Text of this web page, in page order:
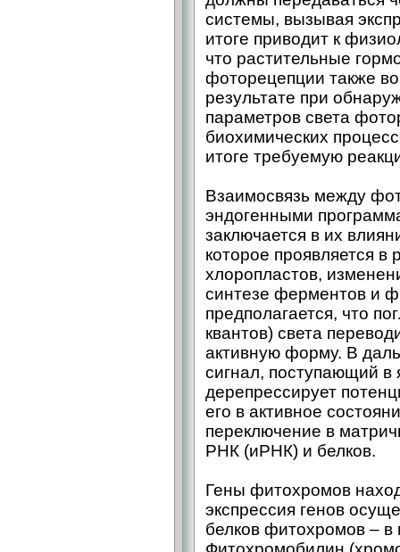
системы, вызывая
итоге приводит к
что растительные
фоторецепции также
результате при
параметров света
биохимических
итоге требуемую
Взаимосвязь между
эндогенными
заключается в их
которое проявляется в
хлоропластов,
синтезе ферментов и
предполагается, что
квантов) света
активную форму. В
сигнал, поступающий в
дерепрессирует
его в активное
переключение в
РНК (иРНК) и белков.
Гены фитохромов
экспрессия генов
белков фитохромов – в